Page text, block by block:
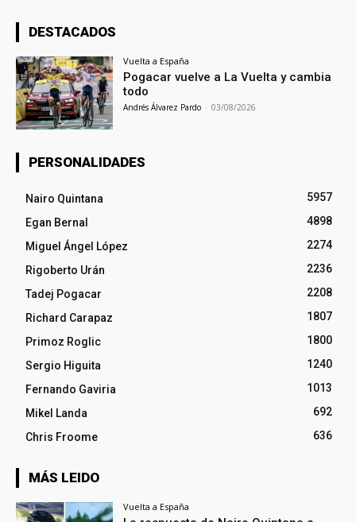
DESTACADOS
Vuelta a España
Pogacar vuelve a La Vuelta y cambia
todo
Andrés Álvarez Pardo - 03/08/2026
PERSONALIDADES
Nairo Quintana
5957
Egan Bernal
4898
Miguel Ángel López
2274
Rigoberto Urán
2236
Tadej Pogacar
2208
Richard Carapaz
1807
Primoz Roglic
1800
Sergio Higuita
1240
Fernando Gaviria
1013
Mikel Landa
692
Chris Froome
636
MÁS LEIDO
Vuelta a España